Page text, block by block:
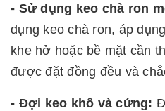
- Sử dụng keo chà ron
dụng keo chà ron, áp
khe hở hoặc bề mặt cần
được đặt đồng đều và
- Đợi keo khô và cứng: